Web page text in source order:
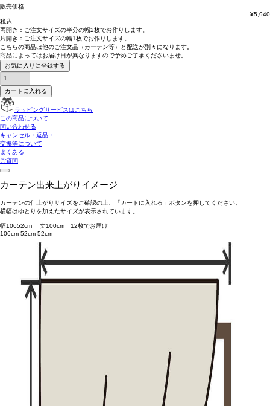
販売価格
¥5,940
税込
両開き： ご注文サイズの半分の幅2枚でお作りします。
片開き： ご注文サイズの幅1枚でお作りします。
こちらの商品は他のご注文品（カーテン等）と配送が別々 になります。
商品によってはお届け日が異なりますので予めご了承くださいませ。
お気に入りに登録する
カートに入れる
ラッピングサービスはこちら
この商品について
問い合わせる
キャンセル・返品・
交換等について
よくある
ご質問
カーテン出来上がりイメージ
カーテンの仕上がりサイズをご確認の上、「カートに入れる」ボタンを押してください。
横幅はゆとりを加えたサイズが表示されています。
幅10652cm 丈100cm 12枚でお届け
106cm 52cm 52cm